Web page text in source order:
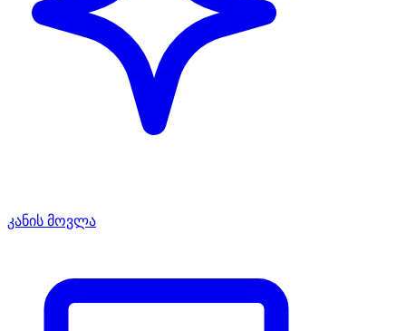
კანის მოვლა